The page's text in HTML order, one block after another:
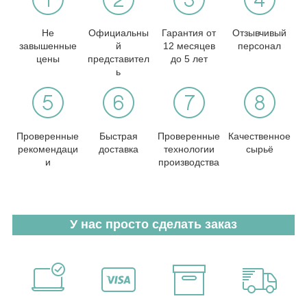
Не
завышенные
цены
Официальны
й
представител
ь
Гарантия от
12 месяцев
до 5 лет
Отзывчивый
персонал
Проверенные
рекомендаци
и
Быстрая
доставка
Проверенные
технологии
производства
Качественное
сырьё
У нас просто сделать заказ